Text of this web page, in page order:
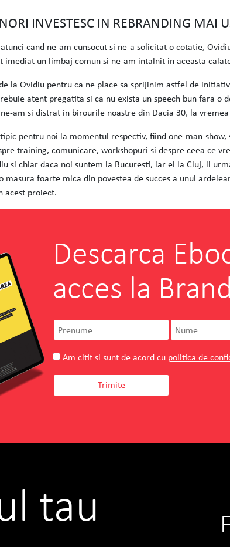
INVESTESC IN REBRANDING MAI
cand ne-am cunsocut si ne-a solicitat o cotatie,
imediat un limbaj comun si ne-am intalnit in aceasta
la Ovidiu pentru ca ne place sa sprijinim astfel de
atent pregatita si ca nu exista un speech bun fara
am si distrat in birourile noastre din Dacia 30, la
pentru noi la momentul respectiv, fiind one-man-
training, comunicare, workshopuri si despre ceea ce
si chiar daca noi suntem la Bucuresti, iar el la Cluj, il
masura foarte mica din povestea de succes a unui
acest proiect.
Descarca
acces la
Am citit si sunt de acord cu politica de
tau